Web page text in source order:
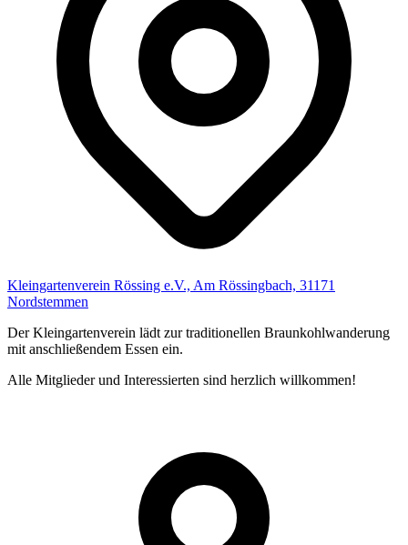
Kleingartenverein Rössing e.V., Am Rössingbach, 31171
Nordstemmen
Der Kleingartenverein lädt zur traditionellen Braunkohlwanderung
mit anschließendem Essen ein.
Alle Mitglieder und Interessierten sind herzlich willkommen!